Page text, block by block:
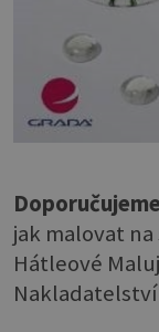
jak malovat
Hátleové
Nakladatelství